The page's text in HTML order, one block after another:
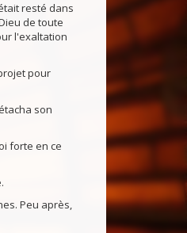
resté dans
de toute
l'exaltation
pour
son
forte en ce
Peu après,